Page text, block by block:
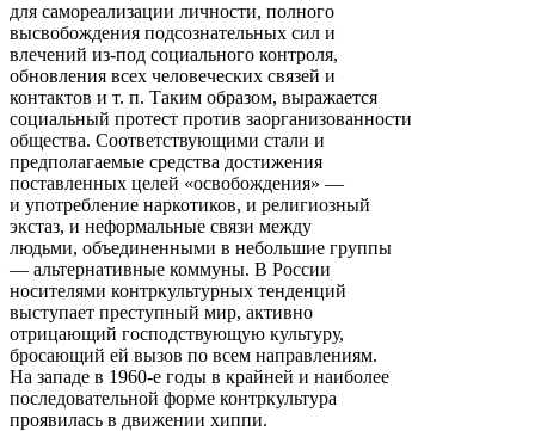
для самореализации личности, полного
высвобождения подсознательных сил и
влечений из-под социального контроля,
обновления всех человеческих связей и
контактов и т. п. Таким образом, выражается
социальный протест против заорганизованности
общества. Соответствующими стали и
предполагаемые средства достижения
поставленных целей «освобождения» —
и употребление наркотиков, и религиозный
экстаз, и неформальные связи между
людьми, объединенными в небольшие группы
— альтернативные коммуны. В России
носителями контркультурных тенденций
выступает преступный мир, активно
отрицающий господствующую культуру,
бросающий ей вызов по всем направлениям.
На западе в 1960-е годы в крайней и наиболее
последовательной форме контркультура
проявилась в движении хиппи.